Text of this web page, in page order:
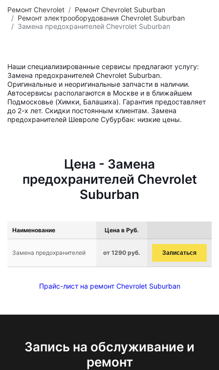
Ремонт Chevrolet
Ремонт Chevrolet Suburban
Ремонт электрооборудования Chevrolet Suburban
Замена предохранителей Chevrolet Suburban
Наши специализированные сервисы предлагают услугу:
Замена предохранителей Chevrolet Suburban.
Оригинальные и неоригинальные запчасти в наличии.
Автосервисы располагаются в Москве и в ближайшем
Подмосковье (Химки, Балашиха). Гарантия предоставляет
до 2-х лет. Скидки постоянным клиентам. Замена
предохранителей Шевроле Субурбан: низкие цены.
Цена - Замена
предохранителей Chevrolet
Suburban
Наименование Цена в Руб.
Замена предохранителей от 1290 руб. Записаться
Прайс-лист на ремонт Chevrolet Suburban
Запись на обслуживание и
ремонт